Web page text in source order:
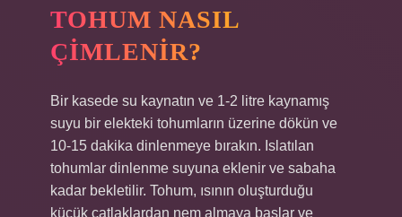
TOHUM NASIL
ÇIMLENIR?
Bir kasede su kaynatın ve 1-2 litre kaynamış
suyu bir elekteki tohumların üzerine dökün ve
10-15 dakika dinlenmeye bırakın. Islatılan
tohumlar dinlenme suyuna eklenir ve sabaha
kadar bekletilir. Tohum, ısının oluşturduğu
küçük çatlaklardan nem almaya başlar ve